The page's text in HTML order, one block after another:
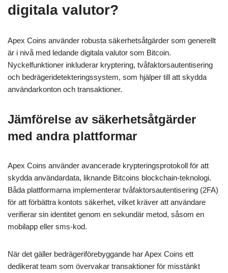
digitala valutor?
Apex Coins använder robusta säkerhetsåtgärder som generellt
är i nivå med ledande digitala valutor som Bitcoin.
Nyckelfunktioner inkluderar kryptering, tvåfaktorsautentisering
och bedrägeridetekteringssystem, som hjälper till att skydda
användarkonton och transaktioner.
Jämförelse av säkerhetsåtgärder
med andra plattformar
Apex Coins använder avancerade krypteringsprotokoll för att
skydda användardata, liknande Bitcoins blockchain-teknologi.
Båda plattformarna implementerar tvåfaktorsautentisering (2FA)
för att förbättra kontots säkerhet, vilket kräver att användare
verifierar sin identitet genom en sekundär metod, såsom en
mobilapp eller sms-kod.
När det gäller bedrägeriförebyggande har Apex Coins ett
dedikerat team som övervakar transaktioner för misstänkt